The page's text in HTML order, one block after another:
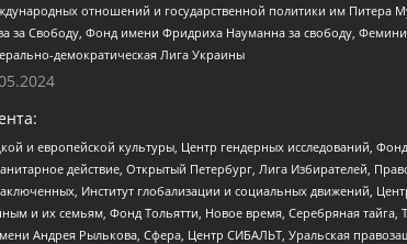
отношений и государственной политики им Питера
Свободу, Фонд имени Фридриха Науманна за свободу,
демократическая Лига Украины
и европейской культуры, Центр гендерных исследований,
действие, Открытый Петербург, Лига Избирателей,
Институт глобализации и социальных движений,
и их семьям, Фонд Тольятти, Новое время, Серебряная тайга,
Андрея Рылькова, Сфера, Центр СИБАЛЬТ, Уральская